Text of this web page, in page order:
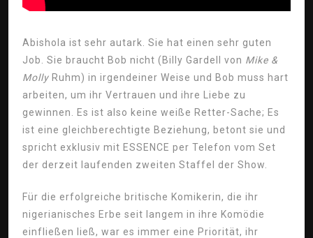
Abishola ist sehr autark. Sie hat einen sehr guten
Job. Sie braucht Bob nicht (Billy Gardell von Mike &
Molly Ruhm) in irgendeiner Weise und Bob muss hart
arbeiten, um ihr Vertrauen und ihre Liebe zu
gewinnen. Es ist also keine weiße Retter-Sache; Es
ist eine gleichberechtigte Beziehung, betont sie und
spricht exklusiv mit ESSENCE per Telefon vom Set
der derzeit laufenden zweiten Staffel der Show.
Für die erfolgreiche britische Komikerin, die ihr
nigerianisches Erbe seit langem in ihre Komödie
einfließen ließ, war es immer eine Priorität, ihr